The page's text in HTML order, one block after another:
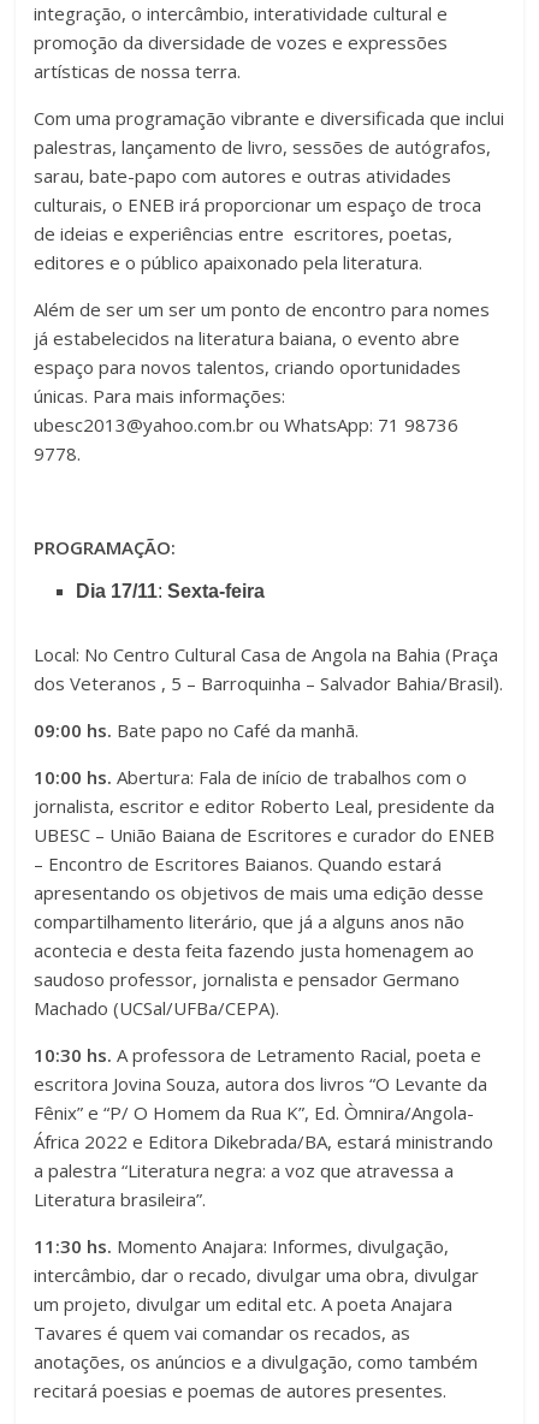
integração, o intercâmbio, interatividade cultural e
promoção da diversidade de vozes e expressões
artísticas de nossa terra.
Com uma programação vibrante e diversificada que inclui
palestras, lançamento de livro, sessões de autógrafos,
sarau, bate-papo com autores e outras atividades
culturais, o ENEB irá proporcionar um espaço de troca
de ideias e experiências entre escritores, poetas,
editores e o público apaixonado pela literatura.
Além de ser um ser um ponto de encontro para nomes
já estabelecidos na literatura baiana, o evento abre
espaço para novos talentos, criando oportunidades
únicas. Para mais informações:
ubesc2013@yahoo.com.br ou WhatsApp: 71 98736
9778.
PROGRAMAÇÃO:
Dia 17/11:Sexta-feira
Local: No Centro Cultural Casa de Angola na Bahia (Praça
dos Veteranos , 5 – Barroquinha – Salvador Bahia/Brasil).
09:00 hs. Bate papo no Café da manhã.
10:00 hs. Abertura: Fala de início de trabalhos com o
jornalista, escritor e editor Roberto Leal, presidente da
UBESC – União Baiana de Escritores e curador do ENEB
– Encontro de Escritores Baianos. Quando estará
apresentando os objetivos de mais uma edição desse
compartilhamento literário, que já a alguns anos não
acontecia e desta feita fazendo justa homenagem ao
saudoso professor, jornalista e pensador Germano
Machado (UCSal/UFBa/CEPA).
10:30 hs. A professora de Letramento Racial, poeta e
escritora Jovina Souza, autora dos livros “O Levante da
Fênix” e “P/ O Homem da Rua K”, Ed. Òmnira/Angola-
África 2022 e Editora Dikebrada/BA, estará ministrando
a palestra“Literatura negra: a voz que atravessa a
Literatura brasileira”.
11:30 hs. Momento Anajara: Informes, divulgação,
intercâmbio, dar o recado, divulgar uma obra, divulgar
um projeto, divulgar um edital etc. A poeta Anajara
Tavares é quem vai comandar os recados, as
anotações, os anúncios e a divulgação, como também
recitará poesias e poemas de autores presentes.